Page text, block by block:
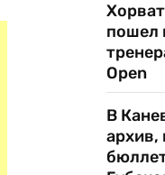
пошел
Open
В
архив,